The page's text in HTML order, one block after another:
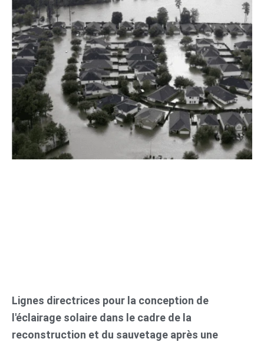
Lignes directrices pour la conception de
l'éclairage solaire dans le cadre de la
reconstruction et du sauvetage après une